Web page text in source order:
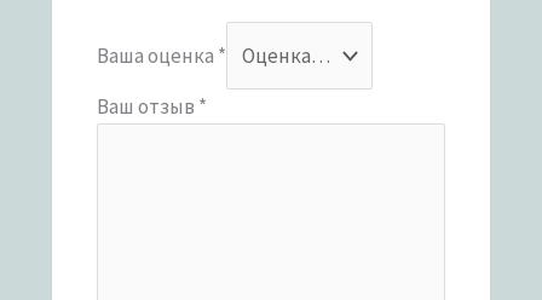
Ваша оценка *
Ваш отзыв *